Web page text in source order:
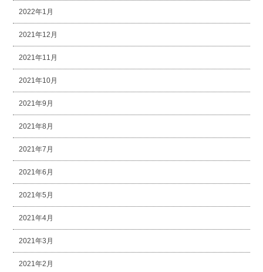
2022年1月
2021年12月
2021年11月
2021年10月
2021年9月
2021年8月
2021年7月
2021年6月
2021年5月
2021年4月
2021年3月
2021年2月